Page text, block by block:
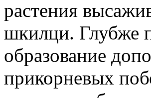
растения
шкилци. Глубже
образование
прикорневых